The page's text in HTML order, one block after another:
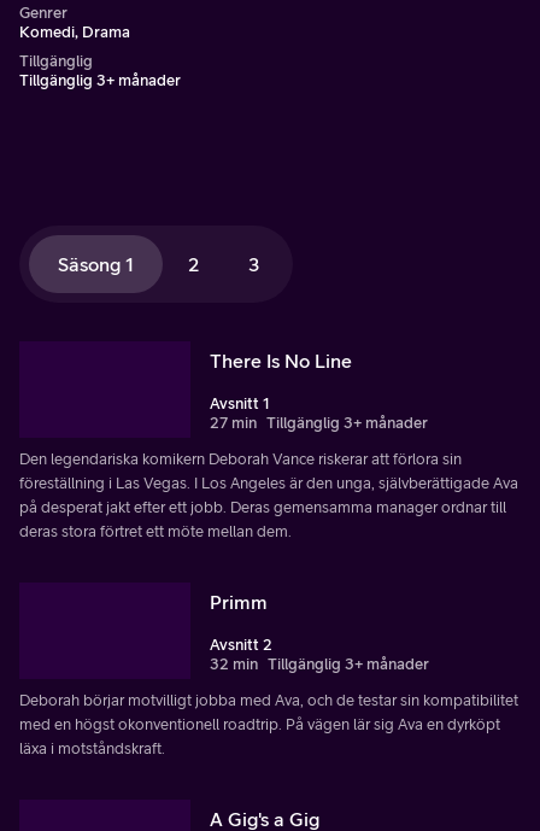
Genrer
Komedi, Drama
Tillgänglig
Tillgänglig 3+ månader
Säsong 1 2 3
There Is No Line
Avsnitt 1
27 min Tillgänglig 3+ månader
Den legendariska komikern Deborah Vance riskerar att förlora sin
föreställning i Las Vegas. I Los Angeles är den unga, självberättigade Ava
på desperat jakt efter ett jobb. Deras gemensamma manager ordnar till
deras stora förtret ett möte mellan dem.
Primm
Avsnitt 2
32 min Tillgänglig 3+ månader
Deborah börjar motvilligt jobba med Ava, och de testar sin kompatibilitet
med en högst okonventionell roadtrip. På vägen lär sig Ava en dyrköpt
läxa i motståndskraft.
A Gig's a Gig